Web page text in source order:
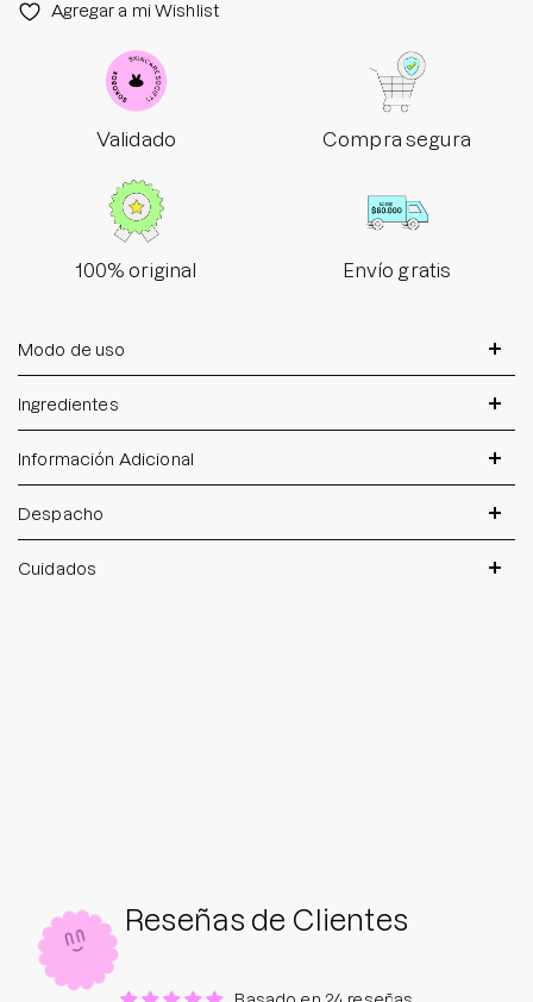
Agregar a mi Wishlist
Validado Compra segura
100% original Envío gratis
Modo de uso
Ingredientes
Información Adicional
Despacho
Cuidados
Reseñas de Clientes